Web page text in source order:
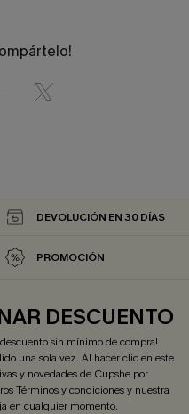
DEVOLUCIÓN EN 30 DÍAS
PROMOCIÓN
DESCUENTO
sin mínimo de compra!
una sola vez. Al hacer clic en este
y novedades de Cupshe por
Términos y condicionesy nuestra
en cualquier momento.